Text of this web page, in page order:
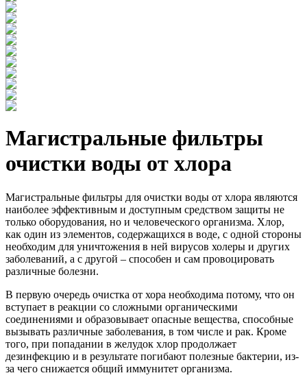
Магистральные фильтры
очистки воды от хлора
Магистральные фильтры для очистки воды от хлора являются
наиболее эффективным и доступным средством защиты не
только оборудования, но и человеческого организма. Хлор,
как один из элементов, содержащихся в воде, с одной стороны
необходим для уничтожения в ней вирусов холеры и других
заболеваний, а с другой – способен и сам провоцировать
различные болезни.
В первую очередь очистка от хора необходима потому, что он
вступает в реакции со сложными органическими
соединениями и образовывает опасные вещества, способные
вызывать различные заболевания, в том числе и рак. Кроме
того, при попадании в желудок хлор продолжает
дезинфекцию и в результате погибают полезные бактерии, из-
за чего снижается общий иммунитет организма.